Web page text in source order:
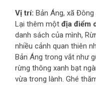
Vị trí: Bản Áng, xã Đông
Lại thêm một địa điểm
danh sách của mình,
nhiều cảnh quan thiên
Bản Áng trong vắt như
rừng thông xanh bạt
vừa trong lành. Ghé